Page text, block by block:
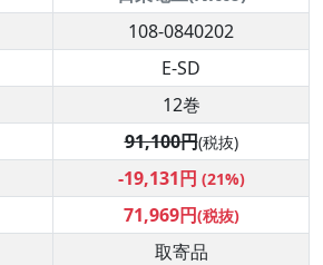
108-0840202
E-SD
12巻
91,100円(税抜)
-19,131円 (21%)
71,969円(税抜)
取寄品